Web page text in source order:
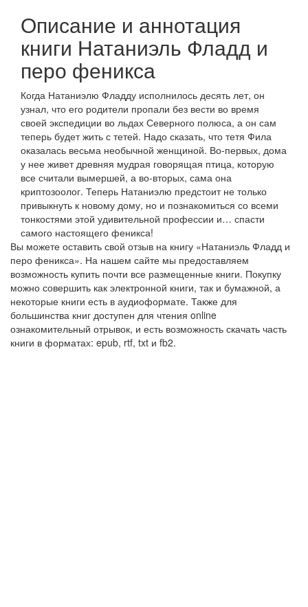
Описание и аннотация
книги Натаниэль Фладд и
перо феникса
Когда Натаниэлю Фладду исполнилось десять лет, он
узнал, что его родители пропали без вести во время
своей экспедиции во льдах Северного полюса, а он сам
теперь будет жить с тетей. Надо сказать, что тетя Фила
оказалась весьма необычной женщиной. Во-первых, дома
у нее живет древняя мудрая говорящая птица, которую
все считали вымершей, а во-вторых, сама она
криптозоолог. Теперь Натаниэлю предстоит не только
привыкнуть к новому дому, но и познакомиться со всеми
тонкостями этой удивительной профессии и… спасти
самого настоящего феникса!
Вы можете оставить свой отзыв на книгу «Натаниэль Фладд и
перо феникса». На нашем сайте мы предоставляем
возможность купить почти все размещенные книги. Покупку
можно совершить как электронной книги, так и бумажной, а
некоторые книги есть в аудиоформате. Также для
большинства книг доступен для чтения online
ознакомительный отрывок, и есть возможность скачать часть
книги в форматах: epub, rtf, txt и fb2.